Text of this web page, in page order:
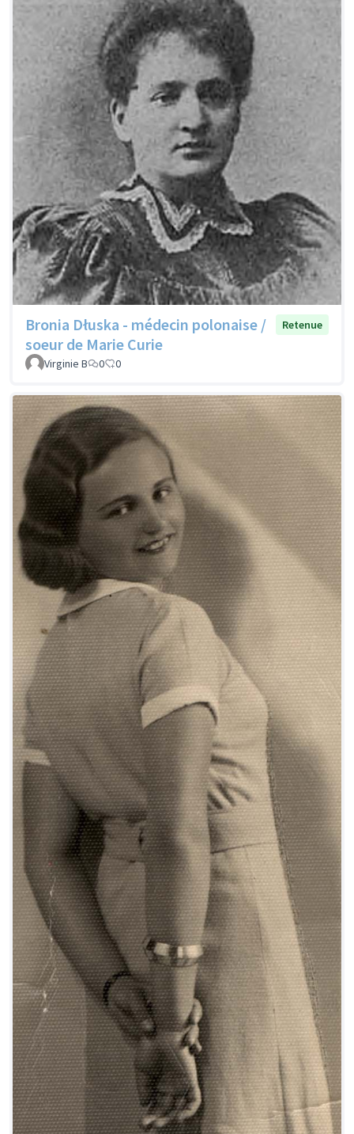
Bronia Dłuska - médecin polonaise /
soeur de Marie Curie
Retenue
Virginie B 0 0